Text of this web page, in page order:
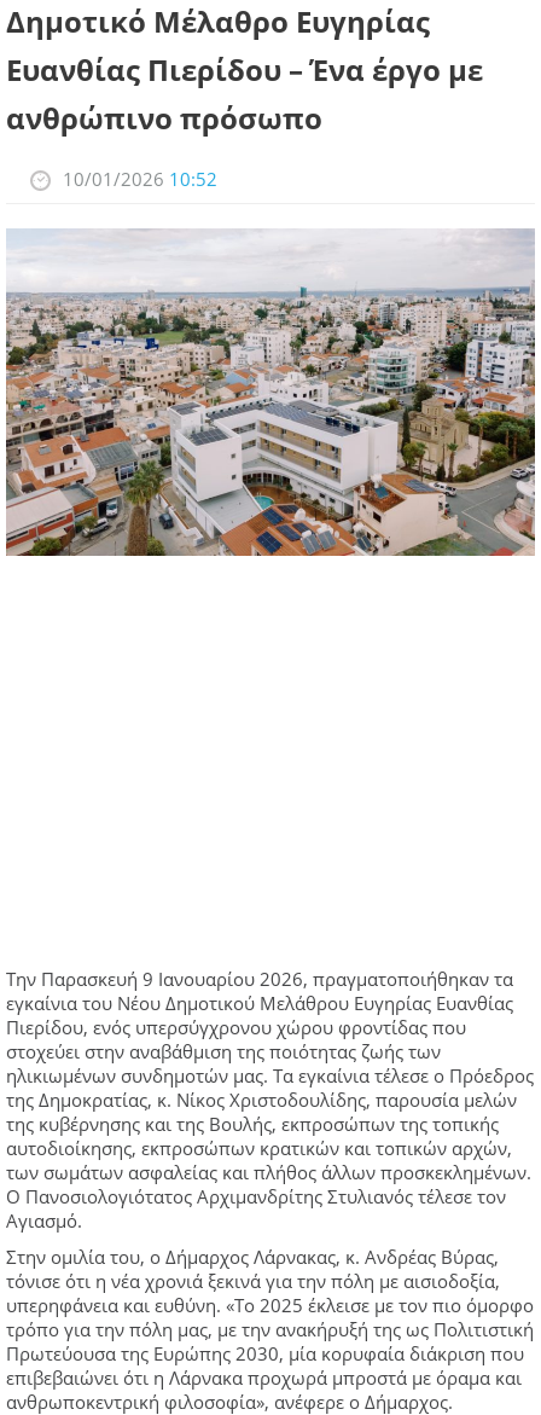
ΣΥΝΔΕΣΜΟΙ
Δημοτικό Μέλαθρο Ευγηρίας
Ευανθίας Πιερίδου – Ένα έργο με
ανθρώπινο πρόσωπο
10/01/2026 10:52
Την Παρασκευή 9 Ιανουαρίου 2026, πραγματοποιήθηκαν τα
εγκαίνια του Νέου Δημοτικού Μελάθρου Ευγηρίας Ευανθίας
Πιερίδου, ενός υπερσύγχρονου χώρου φροντίδας που
στοχεύει στην αναβάθμιση της ποιότητας ζωής των
ηλικιωμένων συνδημοτών μας. Τα εγκαίνια τέλεσε ο Πρόεδρος
της Δημοκρατίας, κ. Νίκος Χριστοδουλίδης, παρουσία μελών
της κυβέρνησης και της Βουλής, εκπροσώπων της τοπικής
αυτοδιοίκησης, εκπροσώπων κρατικών και τοπικών αρχών,
των σωμάτων ασφαλείας και πλήθος άλλων προσκεκλημένων.
Ο Πανοσιολογιότατος Αρχιμανδρίτης Στυλιανός τέλεσε τον
Αγιασμό.
Στην ομιλία του, ο Δήμαρχος Λάρνακας, κ. Ανδρέας Βύρας,
τόνισε ότι η νέα χρονιά ξεκινά για την πόλη με αισιοδοξία,
υπερηφάνεια και ευθύνη. «Το 2025 έκλεισε με τον πιο όμορφο
τρόπο για την πόλη μας, με την ανακήρυξή της ως Πολιτιστική
Πρωτεύουσα της Ευρώπης 2030, μία κορυφαία διάκριση που
επιβεβαιώνει ότι η Λάρνακα προχωρά μπροστά με όραμα και
ανθρωποκεντρική φιλοσοφία», ανέφερε ο Δήμαρχος.